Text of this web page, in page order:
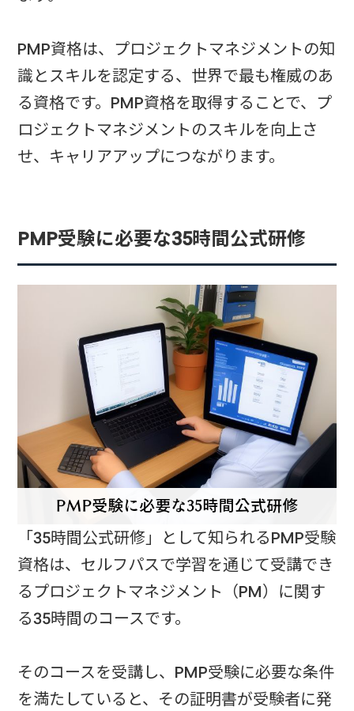
PMP資格は、プロジェクトマネジメントの知
識とスキルを認定する、世界で最も権威のあ
る資格です。PMP資格を取得することで、プ
ロジェクトマネジメントのスキルを向上さ
せ、キャリアアップにつながります。
PMP受験に必要な35時間公式研修
「35時間公式研修」として知られるPMP受験
資格は、セルフパスで学習を通じて受講でき
るプロジェクトマネジメント（PM）に関す
る35時間のコースです。
そのコースを受講し、PMP受験に必要な条件
を満たしていると、その証明書が受験者に発